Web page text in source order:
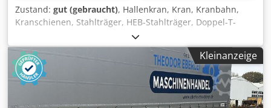
Zustand: gut (gebraucht), Hallenkran, Kran, Kranbahn,
Kranschienen, Stahlträger, HEB-Stahlträger, Doppel-T-
Träger, IPB-Stahlträger -Stahlträger: für Brückenkran,
Länge 2x 13400 mm / 2x 11000 mm /2x 7970 mm Dsdpfxou
Inrij Ah Rswa -Träger: IPB 340, HEB 340 -Kranlaufschiene:
Flacheisen 50 x 30 mm -Maße: siehe Fotos -Abgabe/Preis:
paarweise oder komplett -Gewicht: 1650/1360/950 kg/St. /
Kleinanzeige